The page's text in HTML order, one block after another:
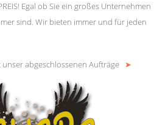
Egal ob Sie ein großes Unternehmen
sind. Wir bieten immer und für jeden
abgeschlossenen Aufträge ➤